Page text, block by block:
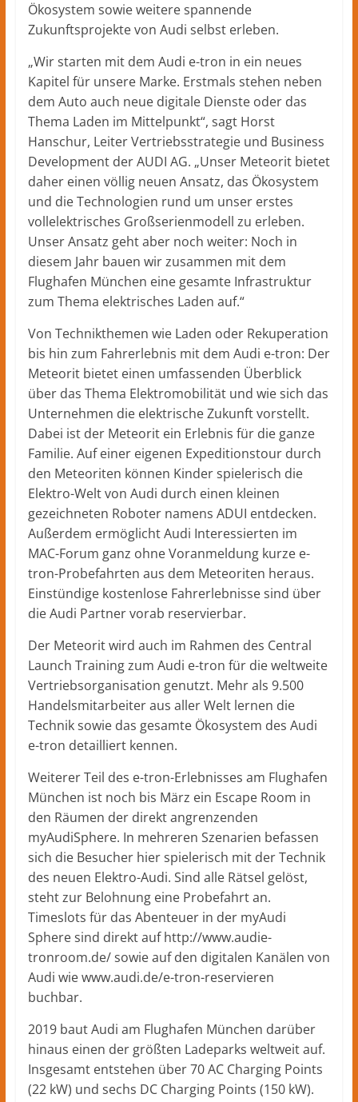
Ökosystem sowie weitere spannende
Zukunftsprojekte von Audi selbst erleben.
„Wir starten mit dem Audi e-tron in ein neues
Kapitel für unsere Marke. Erstmals stehen neben
dem Auto auch neue digitale Dienste oder das
Thema Laden im Mittelpunkt“, sagt Horst
Hanschur, Leiter Vertriebsstrategie und Business
Development der AUDI AG. „Unser Meteorit bietet
daher einen völlig neuen Ansatz, das Ökosystem
und die Technologien rund um unser erstes
vollelektrisches Großserienmodell zu erleben.
Unser Ansatz geht aber noch weiter: Noch in
diesem Jahr bauen wir zusammen mit dem
Flughafen München eine gesamte Infrastruktur
zum Thema elektrisches Laden auf.“
Von Technikthemen wie Laden oder Rekuperation
bis hin zum Fahrerlebnis mit dem Audi e-tron: Der
Meteorit bietet einen umfassenden Überblick
über das Thema Elektromobilität und wie sich das
Unternehmen die elektrische Zukunft vorstellt.
Dabei ist der Meteorit ein Erlebnis für die ganze
Familie. Auf einer eigenen Expeditionstour durch
den Meteoriten können Kinder spielerisch die
Elektro-Welt von Audi durch einen kleinen
gezeichneten Roboter namens ADUI entdecken.
Außerdem ermöglicht Audi Interessierten im
MAC-Forum ganz ohne Voranmeldung kurze e-
tron-Probefahrten aus dem Meteoriten heraus.
Einstündige kostenlose Fahrerlebnisse sind über
die Audi Partner vorab reservierbar.
Der Meteorit wird auch im Rahmen des Central
Launch Training zum Audi e-tron für die weltweite
Vertriebsorganisation genutzt. Mehr als 9.500
Handelsmitarbeiter aus aller Welt lernen die
Technik sowie das gesamte Ökosystem des Audi
e-tron detailliert kennen.
Weiterer Teil des e-tron-Erlebnisses am Flughafen
München ist noch bis März ein Escape Room in
den Räumen der direkt angrenzenden
myAudiSphere. In mehreren Szenarien befassen
sich die Besucher hier spielerisch mit der Technik
des neuen Elektro-Audi. Sind alle Rätsel gelöst,
steht zur Belohnung eine Probefahrt an.
Timeslots für das Abenteuer in der myAudi
Sphere sind direkt auf http://www.audie-
tronroom.de/ sowie auf den digitalen Kanälen von
Audi wie www.audi.de/e-tron-reservieren
buchbar.
2019 baut Audi am Flughafen München darüber
hinaus einen der größten Ladeparks weltweit auf.
Insgesamt entstehen über 70 AC Charging Points
(22 kW) und sechs DC Charging Points (150 kW).